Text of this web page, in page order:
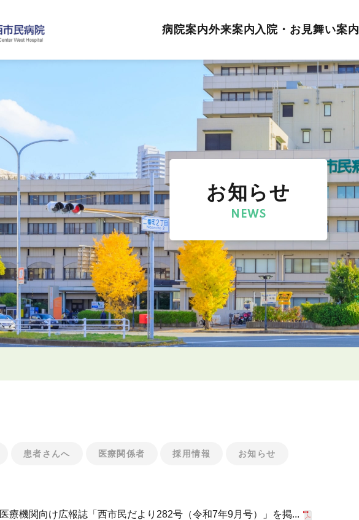
病院案内外来案内入院・お見舞い案内
お知らせ
NEWS
患者さんへ 医療関係者 採用情報 お知らせ
医療機関向け広報誌「西市民だより282号（令和7年9月号）」を掲...